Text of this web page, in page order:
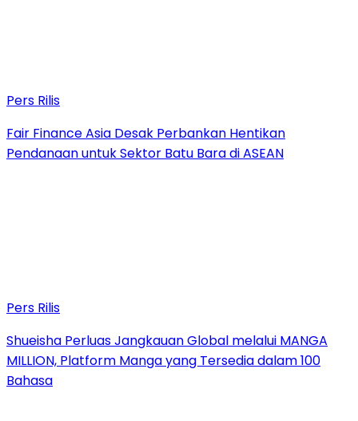
Pers Rilis
Fair Finance Asia Desak Perbankan Hentikan
Pendanaan untuk Sektor Batu Bara di ASEAN
Pers Rilis
Shueisha Perluas Jangkauan Global melalui MANGA
MILLION, Platform Manga yang Tersedia dalam 100
Bahasa